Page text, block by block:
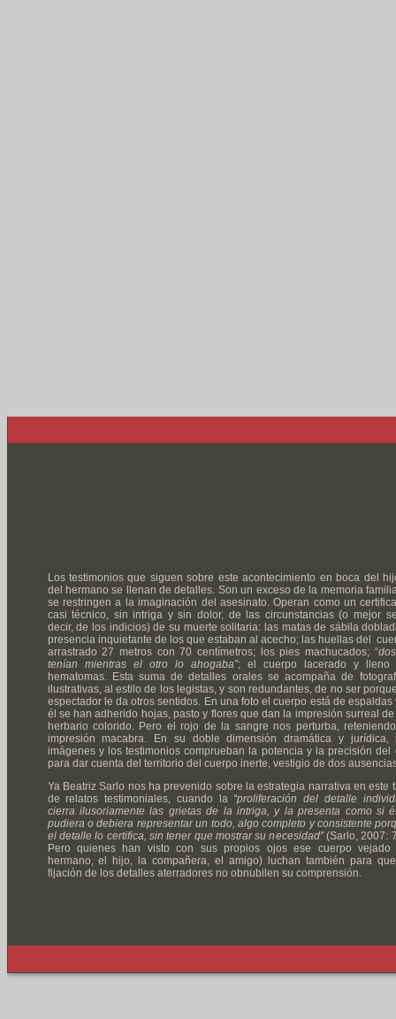
Los testimonios que siguen sobre este acontecimiento en boca del
del hermano se llenan de detalles. Son un exceso de la memoria
se restringen a la imaginación del asesinato. Operan como un
casi técnico, sin intriga y sin dolor, de las circunstancias (o mejor
decir, de los indicios) de su muerte solitaria: las matas de sábila
presencia inquietante de los que estaban al acecho; las huellas del
arrastrado 27 metros con 70 centímetros; los pies machucados; “
tenían mientras el otro lo ahogaba”; el cuerpo lacerado y lleno
hematomas. Esta suma de detalles orales se acompaña de
ilustrativas, al estilo de los legistas, y son redundantes, de no ser
espectador le da otros sentidos. En una foto el cuerpo está de espaldas
él se han adherido hojas, pasto y flores que dan la impresión surreal
herbario colorido. Pero el rojo de la sangre nos perturba,
impresión macabra. En su doble dimensión dramática y jurídica,
imágenes y los testimonios comprueban la potencia y la precisión del
para dar cuenta del territorio del cuerpo inerte, vestigio de dos
Ya Beatriz Sarlo nos ha prevenido sobre la estrategia narrativa en este
de relatos testimoniales, cuando la “proliferación del detalle
cierra ilusoriamente las grietas de la intriga, y la presenta como si
pudiera o debiera representar un todo, algo completo y consistente
el detalle lo certifica, sin tener que mostrar su necesidad”(Sarlo, 2007:
Pero quienes han visto con sus propios ojos ese cuerpo vejado
hermano, el hijo, la compañera, el amigo) luchan también para
fijación de los detalles aterradores no obnubilen su comprensión.